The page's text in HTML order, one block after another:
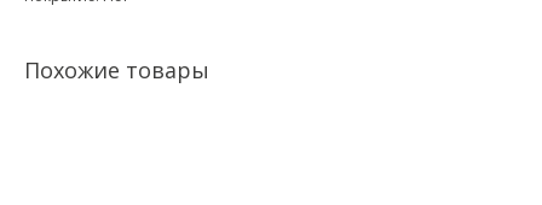
Похожие товары